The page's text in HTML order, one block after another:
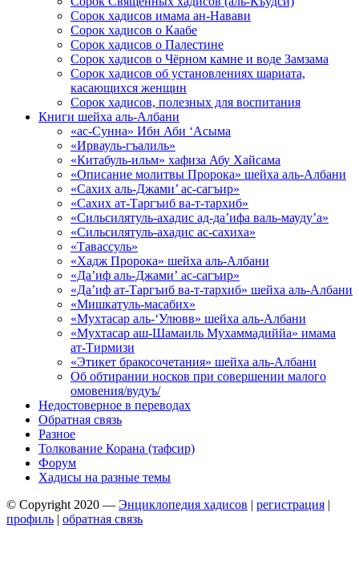
Сорок хадисов имама ан-Навави
Сорок хадисов о Каабе
Сорок хадисов о Палестине
Сорок хадисов о Чёрном камне и воде Замзама
Сорок хадисов об установлениях шариата,
касающихся женщин
Сорок хадисов, полезных для воспитания
Книги шейха аль-Албани
«ас-Сунна» Ибн Аби ‘Асыма
«Ирвауль-гъалиль»
«Китабуль-ильм» хафиза Абу Хайсама
«Описание молитвы Пророка» шейха аль-Албани
«Сахих аль-Джами’ ас-сагъир»
«Сахих ат-Таргъиб ва-т-тархиб»
«Сильсилятуль-ахадис ад-да’ифа валь-мауду’а»
«Сильсилятуль-ахадис ас-сахиха»
«Тавассуль»
«Хадж Пророка» шейха аль-Албани
«Да’иф аль-Джами’ ас-сагъир»
«Да’иф ат-Таргъиб ва-т-тархиб» шейха аль-Албани
«Мишкатуль-масабих»
«Мухтасар аль-‘Улювв» шейха аль-Албани
«Мухтасар аш-Шамаиль Мухаммадиййа» имама
ат-Тирмизи
«Этикет бракосочетания» шейха аль-Албани
Об обтирании носков при совершении малого
омовения/вудуъ/
Недостоверное в переводах
Обратная связь
Разное
Толкование Корана (тафсир)
Форум
Хадисы на разные темы
© Copyright 2020 — Энциклопедия хадисов | регистрация |
профиль | обратная связь